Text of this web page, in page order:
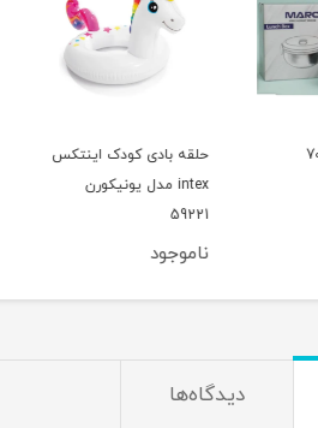
700
حلقه بادی کودک اینتکس
intex مدل یونیکورن
59221
ناموجود
دیدگاه‌ها